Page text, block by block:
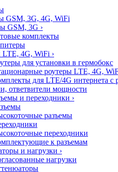
GSM, 3G, 4G, WiFi
GSM, 3G ›
комплекты
LTE, 4G, WiFi ›
для установки в гермобокс
роутеры LTE, 4G,
для LTE/4G интернета с
ответвители мощности
и переходники ›
разъемы
переходники
к разъемам
и нагрузки ›
нагрузки